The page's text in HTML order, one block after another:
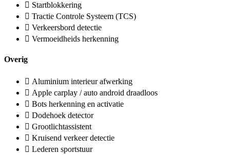
Startblokkering
Tractie Controle Systeem (TCS)
Verkeersbord detectie
Vermoeidheids herkenning
Overig
Aluminium interieur afwerking
Apple carplay / auto android draadloos
Bots herkenning en activatie
Dodehoek detector
Grootlichtassistent
Kruisend verkeer detectie
Lederen sportstuur